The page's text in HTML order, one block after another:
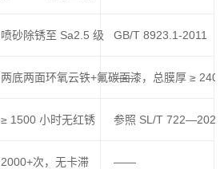
喷砂除锈至 Sa2.5 级 GB/T 8923.1-2011
两底两面环氧云铁+氟碳面漆，总膜厚 ≥
——
≥ 1500 小时无红锈 参照 SL/T 722—2020
2000+次，无卡滞 ——